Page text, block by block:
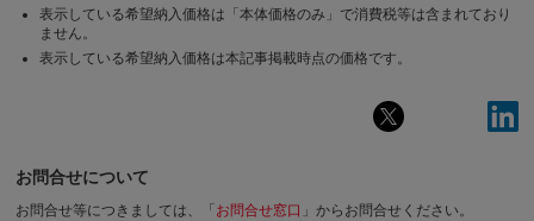
表示している希望納入価格は「本体価格のみ」で消費税等は含まれており
ません。
表示している希望納入価格は本記事掲載時点の価格です。
お問合せについて
お問合せ等につきましては、「 お問合せ窓口 」からお問合せください。